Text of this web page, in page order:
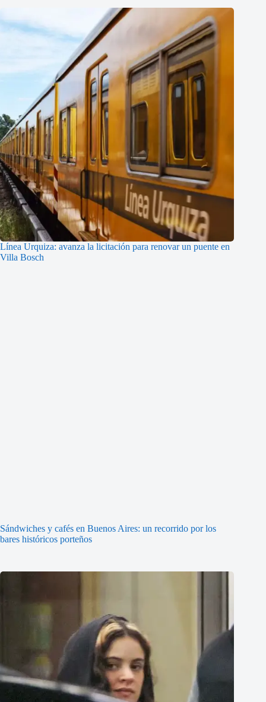
Línea Urquiza: avanza la licitación para renovar un puente en
Villa Bosch
Sándwiches y cafés en Buenos Aires: un recorrido por los
bares históricos porteños